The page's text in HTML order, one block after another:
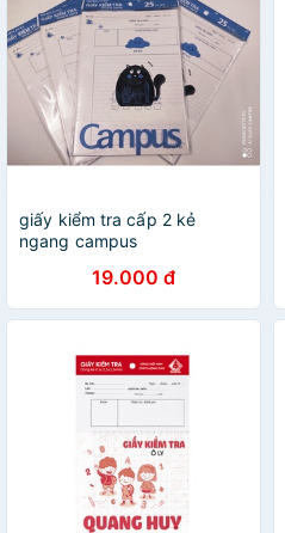
giấy kiểm tra cấp 2 kẻ
ngang campus
19.000 đ